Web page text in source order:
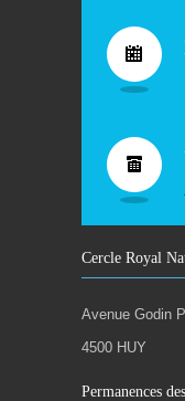
Cercle Royal
Avenue Godin
4500 HUY
Permanences